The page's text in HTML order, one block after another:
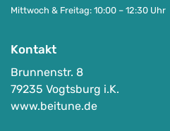
Mittwoch & Freitag: 10:00 – 12:30 Uhr
Kontakt
Brunnenstr. 8
79235 Vogtsburg i.K.
www.beitune.de